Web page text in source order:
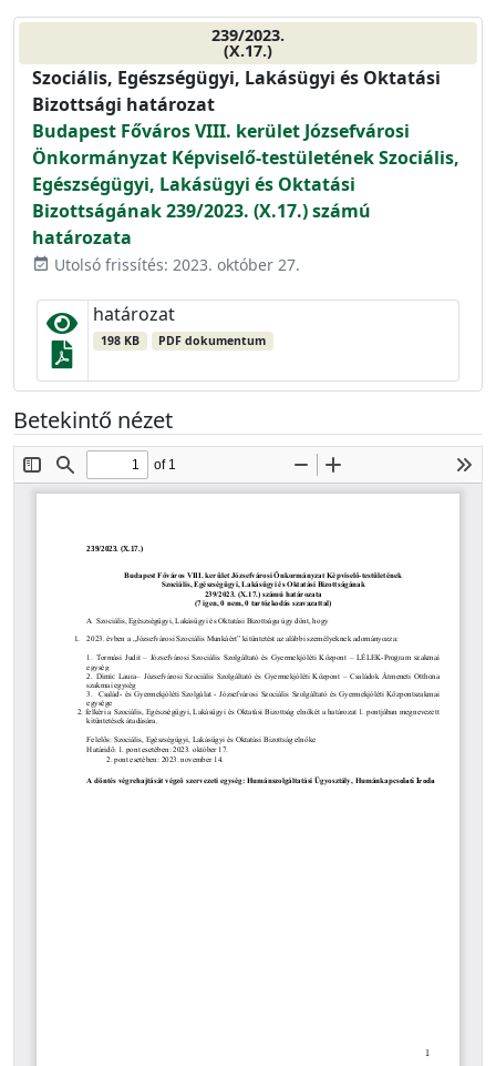
239/2023.
(X.17.)
Szociális, Egészségügyi, Lakásügyi és Oktatási
Bizottsági határozat
Budapest Főváros VIII. kerület Józsefvárosi
Önkormányzat Képviselő-testületének Szociális,
Egészségügyi, Lakásügyi és Oktatási
Bizottságának 239/2023. (X.17.) számú
határozata
event_available Utolsó frissítés: 2023. október 27.
határozat
198 KB PDF dokumentum
Betekintő nézet